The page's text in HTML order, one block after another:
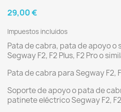
29,00 €
Impuestos incluidos
Pata de cabra, pata de apoyo o
Segway F2, F2 Plus, F2 Pro o
Pata de cabra para Segway F2,
Soporte de apoyo o pata de
patinete eléctrico Segway F2, F2